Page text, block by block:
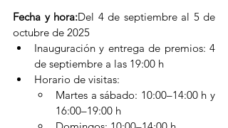
Fecha y hora:Del 4 de septiembre al 5 de
octubre de 2025
Inauguración y entrega de premios: 4
de septiembre a las 19:00 h
Horario de visitas:
Martes a sábado: 10:00–14:00 h y
16:00–19:00 h